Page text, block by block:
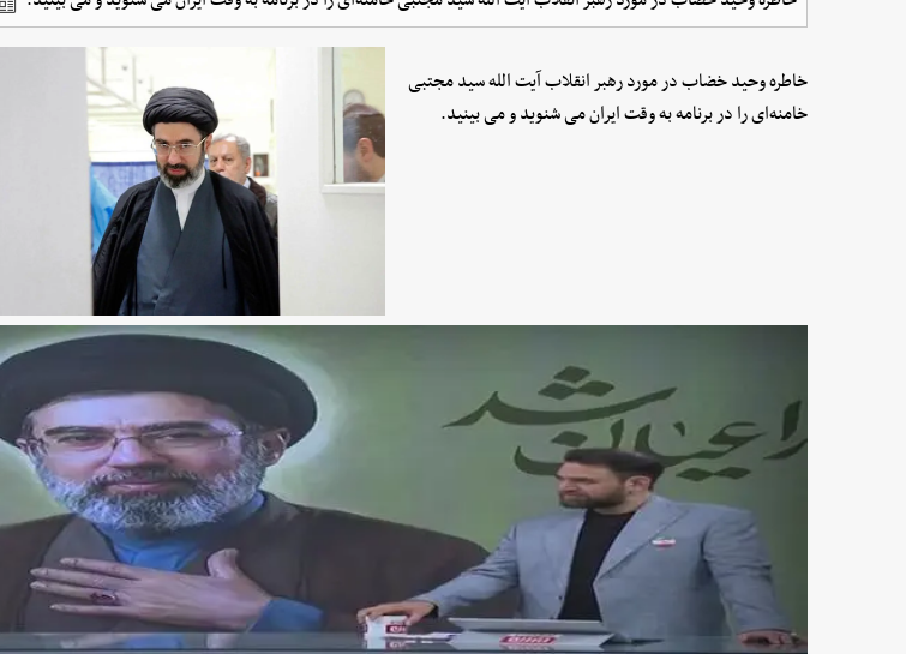
خاطره وحید خضاب در مورد رهبر انقلاب آیت الله سید مجتبی
خامنه‌ای را در برنامه به وقت ایران می شنوید و می بینید.